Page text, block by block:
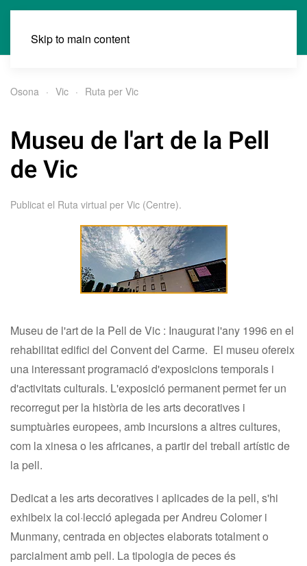
Skip to main content
Osona Vic Ruta per Vic
Museu de l'art de la Pell
de Vic
Publicat el Ruta virtual per Vic (Centre).
Museu de l'art de la Pell de Vic : Inaugurat l'any 1996 en el
rehabilitat edifici del Convent del Carme. El museu ofereix
una interessant programació d'exposicions temporals i
d'activitats culturals. L'exposició permanent permet fer un
recorregut per la història de les arts decoratives i
sumptuàries europees, amb incursions a altres cultures,
com la xinesa o les africanes, a partir del treball artístic de
la pell.
Dedicat a les arts decoratives i aplicades de la pell, s'hi
exhibeix la col·lecció aplegada per Andreu Colomer i
Munmany, centrada en objectes elaborats totalment o
parcialment amb pell. La tipologia de peces és